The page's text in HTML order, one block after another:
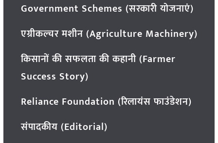
Government Schemes (सरकारी योजनाएं)
एग्रीकल्चर मशीन (Agriculture Machinery)
किसानों की सफलता की कहानी (Farmer
Success Story)
Reliance Foundation (रिलायंस फाउंडेशन)
संपादकीय (Editorial)